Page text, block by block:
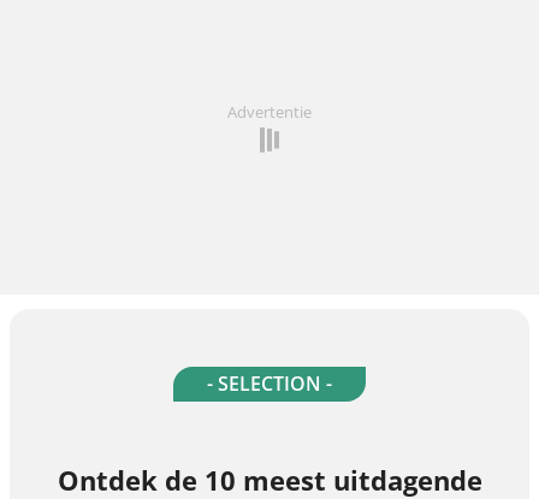
Advertentie
- SELECTION -
Ontdek de 10 meest uitdagende